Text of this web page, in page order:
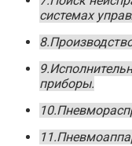
системах
приборы.